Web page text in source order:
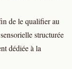
de le qualifier au
structurée
dédiée à la